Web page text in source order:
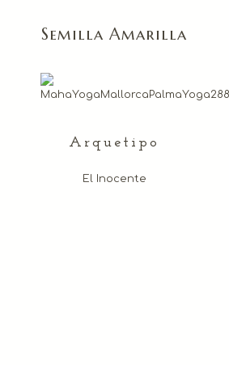
Semilla Amarilla
Arquetipo
El Inocente